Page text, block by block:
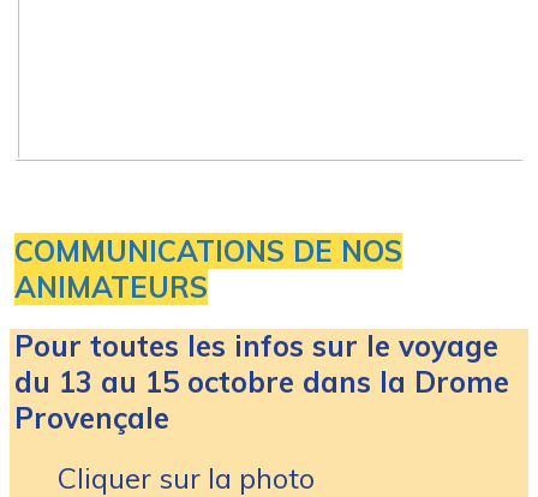
COMMUNICATIONS DE NOS
ANIMATEURS
Pour toutes les infos sur le voyage
du 13 au 15 octobre dans la Drome
Provençale
Cliquer sur la photo